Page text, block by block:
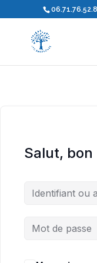
Salut,